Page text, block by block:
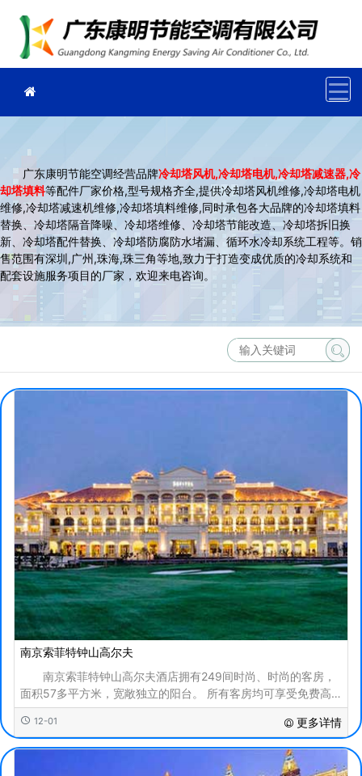
广东康明节能空调经营品牌冷却塔风机,冷却塔电机,冷却塔减速器,冷
却塔填料等配件厂家价格,型号规格齐全,提供冷却塔风机维修,冷却塔电机
维修,冷却塔减速机维修,冷却塔填料维修,同时承包各大品牌的冷却塔填料
替换、冷却塔隔音降噪、冷却塔维修、冷却塔节能改造、冷却塔拆旧换
新、冷却塔配件替换、冷却塔防腐防水堵漏、循环水冷却系统工程等。销
售范围有深圳,广州,珠海,珠三角等地,致力于打造变成优质的冷却系统和
配套设施服务项目的厂家，欢迎来电咨询。
南京索菲特钟山高尔夫
南京索菲特钟山高尔夫酒店拥有249间时尚、时尚的客房，
面积57多平方米，宽敞独立的阳台。 所有客房均可享受免费高
速宽带接入，配备世界一流的个性化设施、笔记本电
12-01 更多详情